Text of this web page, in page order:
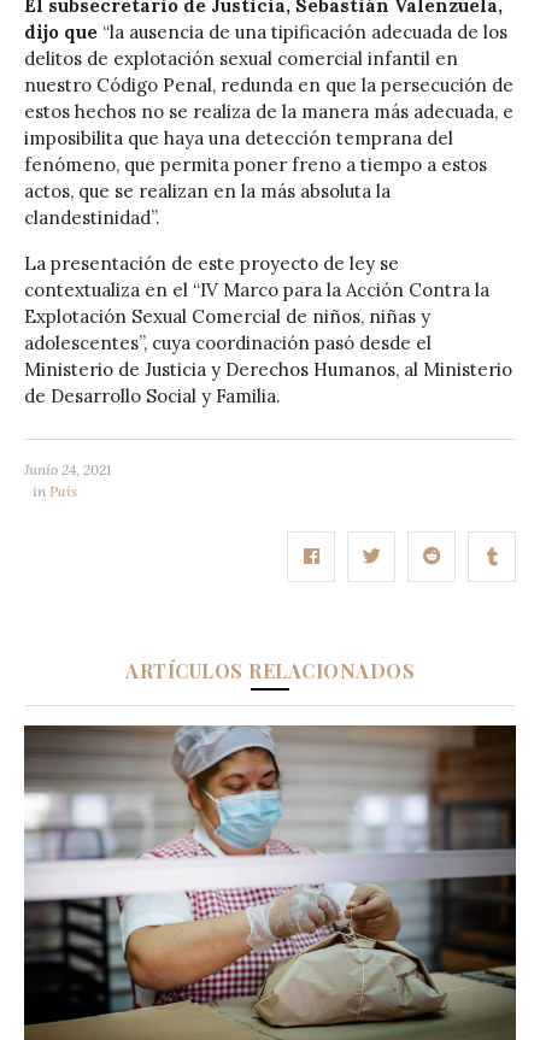
El subsecretario de Justicia, Sebastián Valenzuela,
dijo que “la ausencia de una tipificación adecuada de los
delitos de explotación sexual comercial infantil en
nuestro Código Penal, redunda en que la persecución de
estos hechos no se realiza de la manera más adecuada, e
imposibilita que haya una detección temprana del
fenómeno, que permita poner freno a tiempo a estos
actos, que se realizan en la más absoluta la
clandestinidad”.
La presentación de este proyecto de ley se
contextualiza en el “IV Marco para la Acción Contra la
Explotación Sexual Comercial de niños, niñas y
adolescentes”, cuya coordinación pasó desde el
Ministerio de Justicia y Derechos Humanos, al Ministerio
de Desarrollo Social y Familia.
Junio 24, 2021
in País
ARTÍCULOS RELACIONADOS